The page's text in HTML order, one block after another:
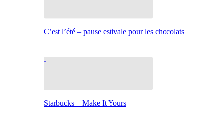
C’est l’été – pause estivale pour les chocolats
Starbucks – Make It Yours